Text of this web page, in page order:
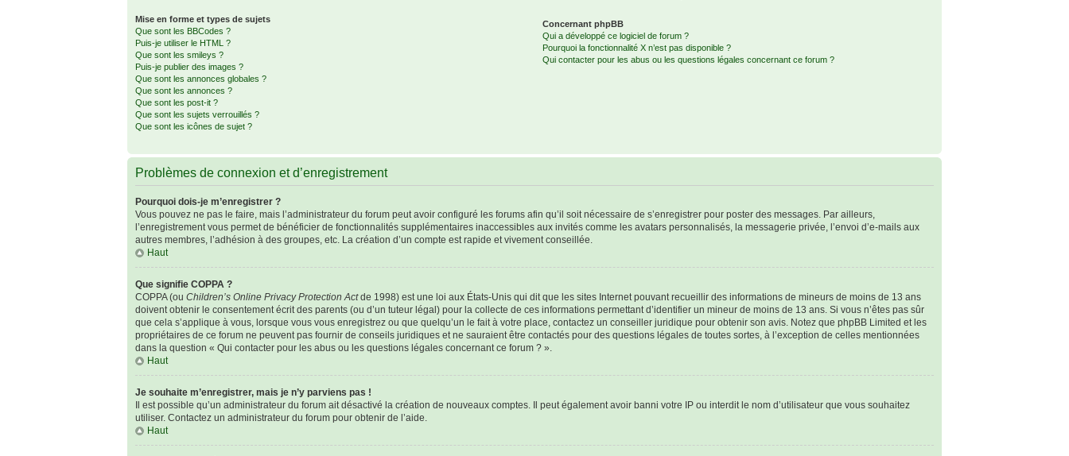
Mise en forme et types de sujets
Que sont les BBCodes ?
Puis-je utiliser le HTML ?
Que sont les smileys ?
Puis-je publier des images ?
Que sont les annonces globales ?
Que sont les annonces ?
Que sont les post-it ?
Que sont les sujets verrouillés ?
Que sont les icônes de sujet ?
Concernant phpBB
Qui a développé ce logiciel de forum ?
Pourquoi la fonctionnalité X n’est pas disponible ?
Qui contacter pour les abus ou les questions légales concernant ce forum ?
Problèmes de connexion et d’enregistrement
Pourquoi dois-je m’enregistrer ?
Vous pouvez ne pas le faire, mais l’administrateur du forum peut avoir configuré les forums afin qu’il soit nécessaire de s’enregistrer pour poster des messages. Par ailleurs,
l’enregistrement vous permet de bénéficier de fonctionnalités supplémentaires inaccessibles aux invités comme les avatars personnalisés, la messagerie privée, l’envoi d’e-mails aux
autres membres, l’adhésion à des groupes, etc. La création d’un compte est rapide et vivement conseillée.
Haut
Que signifie COPPA ?
COPPA (ou Children’s Online Privacy Protection Actde 1998) est une loi aux États-Unis qui dit que les sites Internet pouvant recueillir des informations de mineurs de moins de 13 ans
doivent obtenir le consentement écrit des parents (ou d’un tuteur légal) pour la collecte de ces informations permettant d’identifier un mineur de moins de 13 ans. Si vous n’êtes pas sûr
que cela s’applique à vous, lorsque vous vous enregistrez ou que quelqu’un le fait à votre place, contactez un conseiller juridique pour obtenir son avis. Notez que phpBB Limited et les
propriétaires de ce forum ne peuvent pas fournir de conseils juridiques et ne sauraient être contactés pour des questions légales de toutes sortes, à l’exception de celles mentionnées
dans la question « Qui contacter pour les abus ou les questions légales concernant ce forum ? ».
Haut
Je souhaite m’enregistrer, mais je n’y parviens pas !
Il est possible qu’un administrateur du forum ait désactivé la création de nouveaux comptes. Il peut également avoir banni votre IP ou interdit le nom d’utilisateur que vous souhaitez
utiliser. Contactez un administrateur du forum pour obtenir de l’aide.
Haut